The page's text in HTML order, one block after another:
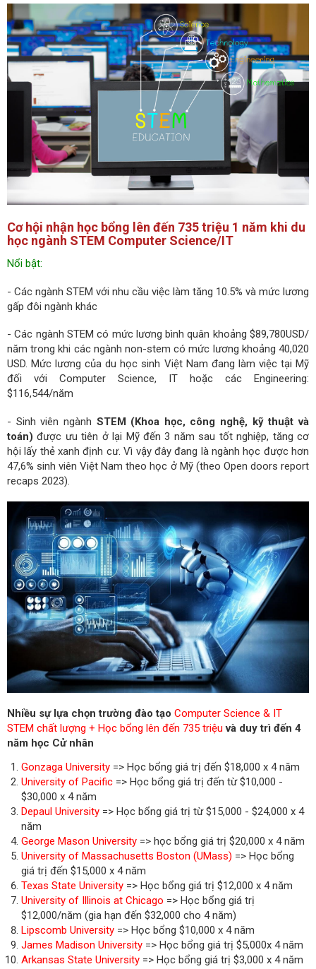
Cơ hội nhận học bổng lên đến 735 triệu 1 năm khi du
học ngành STEM Computer Science/IT
Nổi bật:
- Các ngành STEM với nhu cầu việc làm tăng 10.5% và mức lương
gấp đôi ngành khác
- Các ngành STEM có mức lương bình quân khoảng $89,780USD/
năm trong khi các ngành non-stem có mức lương khoảng 40,020
USD. Mức lương của du học sinh Việt Nam đang làm việc tại Mỹ
đối với Computer Science, IT hoặc các Engineering:
$116,544/năm
- Sinh viên ngành STEM (Khoa học, công nghệ, kỹ thuật và
toán) được ưu tiên ở lại Mỹ đến 3 năm sau tốt nghiệp, tăng cơ
hội lấy thẻ xanh định cư. Vì vậy đây đang là ngành học được hơn
47,6% sinh viên Việt Nam theo học ở Mỹ (theo Open doors report
recaps 2023).
Nhiều sự lựa chọn trường đào tạo Computer Science & IT
STEM chất lượng + Học bổng lên đến 735 triệuvà duy trì đến 4
năm học Cử nhân
Gonzaga University => Học bổng giá trị đến $18,000 x 4 năm
University of Pacific => Học bổng giá trị đến từ $10,000 -
$30,000 x 4 năm
Depaul University => Học bổng giá trị từ $15,000 - $24,000 x 4
năm
George Mason University => học bổng giá trị $20,000 x 4 năm
University of Massachusetts Boston (UMass) => Học bổng
giá trị đến $15,000 x 4 năm
Texas State University => Học bổng giá trị $12,000 x 4 năm
University of Illinois at Chicago => Học bổng giá trị
$12,000/năm (gia hạn đến $32,000 cho 4 năm)
Lipscomb University => Học bổng $10,000 x 4 năm
James Madison University => Học bổng giá trị $5,000x 4 năm
Arkansas State University => Học bổng giá trị $3,000 x 4 năm